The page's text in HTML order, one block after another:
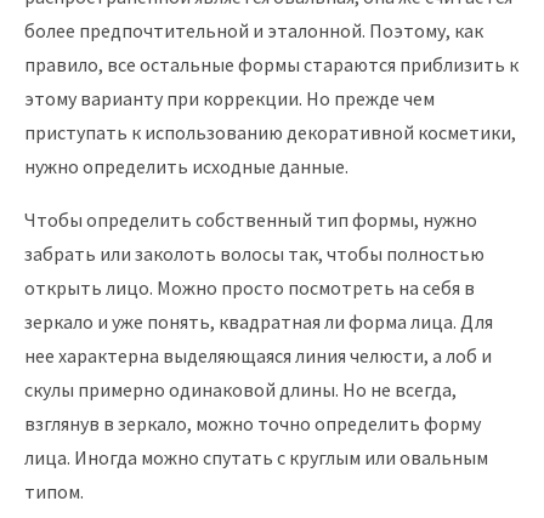
более предпочтительной и эталонной. Поэтому, как
правило, все остальные формы стараются приблизить к
этому варианту при коррекции. Но прежде чем
приступать к использованию декоративной косметики,
нужно определить исходные данные.
Чтобы определить собственный тип формы, нужно
забрать или заколоть волосы так, чтобы полностью
открыть лицо. Можно просто посмотреть на себя в
зеркало и уже понять, квадратная ли форма лица. Для
нее характерна выделяющаяся линия челюсти, а лоб и
скулы примерно одинаковой длины. Но не всегда,
взглянув в зеркало, можно точно определить форму
лица. Иногда можно спутать с круглым или овальным
типом.